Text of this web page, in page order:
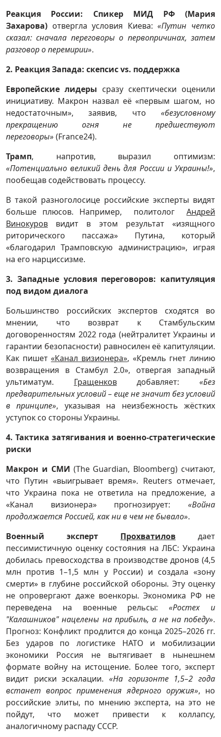
Реакция России: Спикер МИД РФ (Мария
Захарова) отвергла условия Киева:«Путин четко
сказал: сначала переговоры о первопричинах, затем
разговор о перемирии».
2. Реакция Запада: скепсис vs. поддержка
Европейские лидеры сразу скептически оценили
инициативу. Макрон назвал её «первым шагом, но
недостаточным», заявив, что «безусловному
прекращению огня не предшествуют
переговоры» (France24).
Трамп, напротив, выразил оптимизм:
«Потенциально великий день для России и Украины!»,
пообещав содействовать процессу.
В такой разноголосице российские эксперты видят
больше плюсов. Например, политолог Андрей
Винокуров видит в этом результат «изящного
риторического пассажа» Путина, который
«благодарил Трамповскую администрацию», играя
на его нарциссизме.
3. Западные условия переговоров: капитуляция
под видом диалога
Большинство российских экспертов сходятся во
мнении, что возврат к Стамбульским
договоренностям 2022 года (нейтралитет Украины и
гарантии безопасности) равносилен её капитуляции.
Как пишет«Канал визионера», «Кремль гнет линию
возвращения в Стамбул 2.0», отвергая западный
ультиматум. Гращенковдобавляет:«Без
предварительных условий – еще не значит без условий
в принципе», указывая на неизбежность жёстких
уступок со стороны Украины.
4. Тактика затягивания и военно-стратегические
риски
Макрон и СМИ (The Guardian, Bloomberg) считают,
что Путин «выигрывает время». Reuters отмечает,
что Украина пока не ответила на предложение, а
«Канал визионера» прогнозирует: «Война
продолжается Россией, как ни в чем не бывало».
Военный эксперт Прохватилов дает
пессимистичную оценку состояния на ЛБС: Украина
добилась превосходства в производстве дронов (4,5
млн против 1–1,5 млн у России) и создала «зону
смерти» в глубине российской обороны. Эту оценку
не опровергают даже военкоры. Экономика РФ не
переведена на военные рельсы:«Ростех и
"Калашников" нацелены на прибыль, а не на победу».
Прогноз: Конфликт продлится до конца 2025–2026 гг.
Без ударов по логистике НАТО и мобилизации
экономики Россия не вытягивает в нынешнем
формате войну на истощение. Более того, эксперт
видит риски эскалации. «На горизонте 1,5–2 года
встанет вопрос применения ядерного оружия», но
российские элиты, по мнению эксперта, на это не
пойдут, что может привести к коллапсу,
аналогичному распаду СССР.